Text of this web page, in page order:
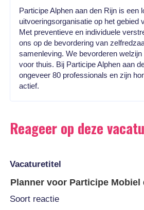
Participe Alphen aan den Rijn is een
uitvoeringsorganisatie op het gebied
Met preventieve en individuele
ons op de bevordering van
samenleving. We bevorderen
voor thuis. Bij Participe Alphen aan
ongeveer 80 professionals en zijn
actief.
Reageer op deze
Vacaturetitel
Soort reactie